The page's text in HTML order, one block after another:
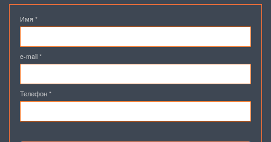
Имя *
e-mail *
Телефон *